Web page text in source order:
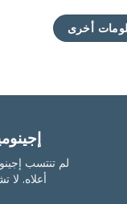
أخرى
لم تنتسب
أعلاه. لا